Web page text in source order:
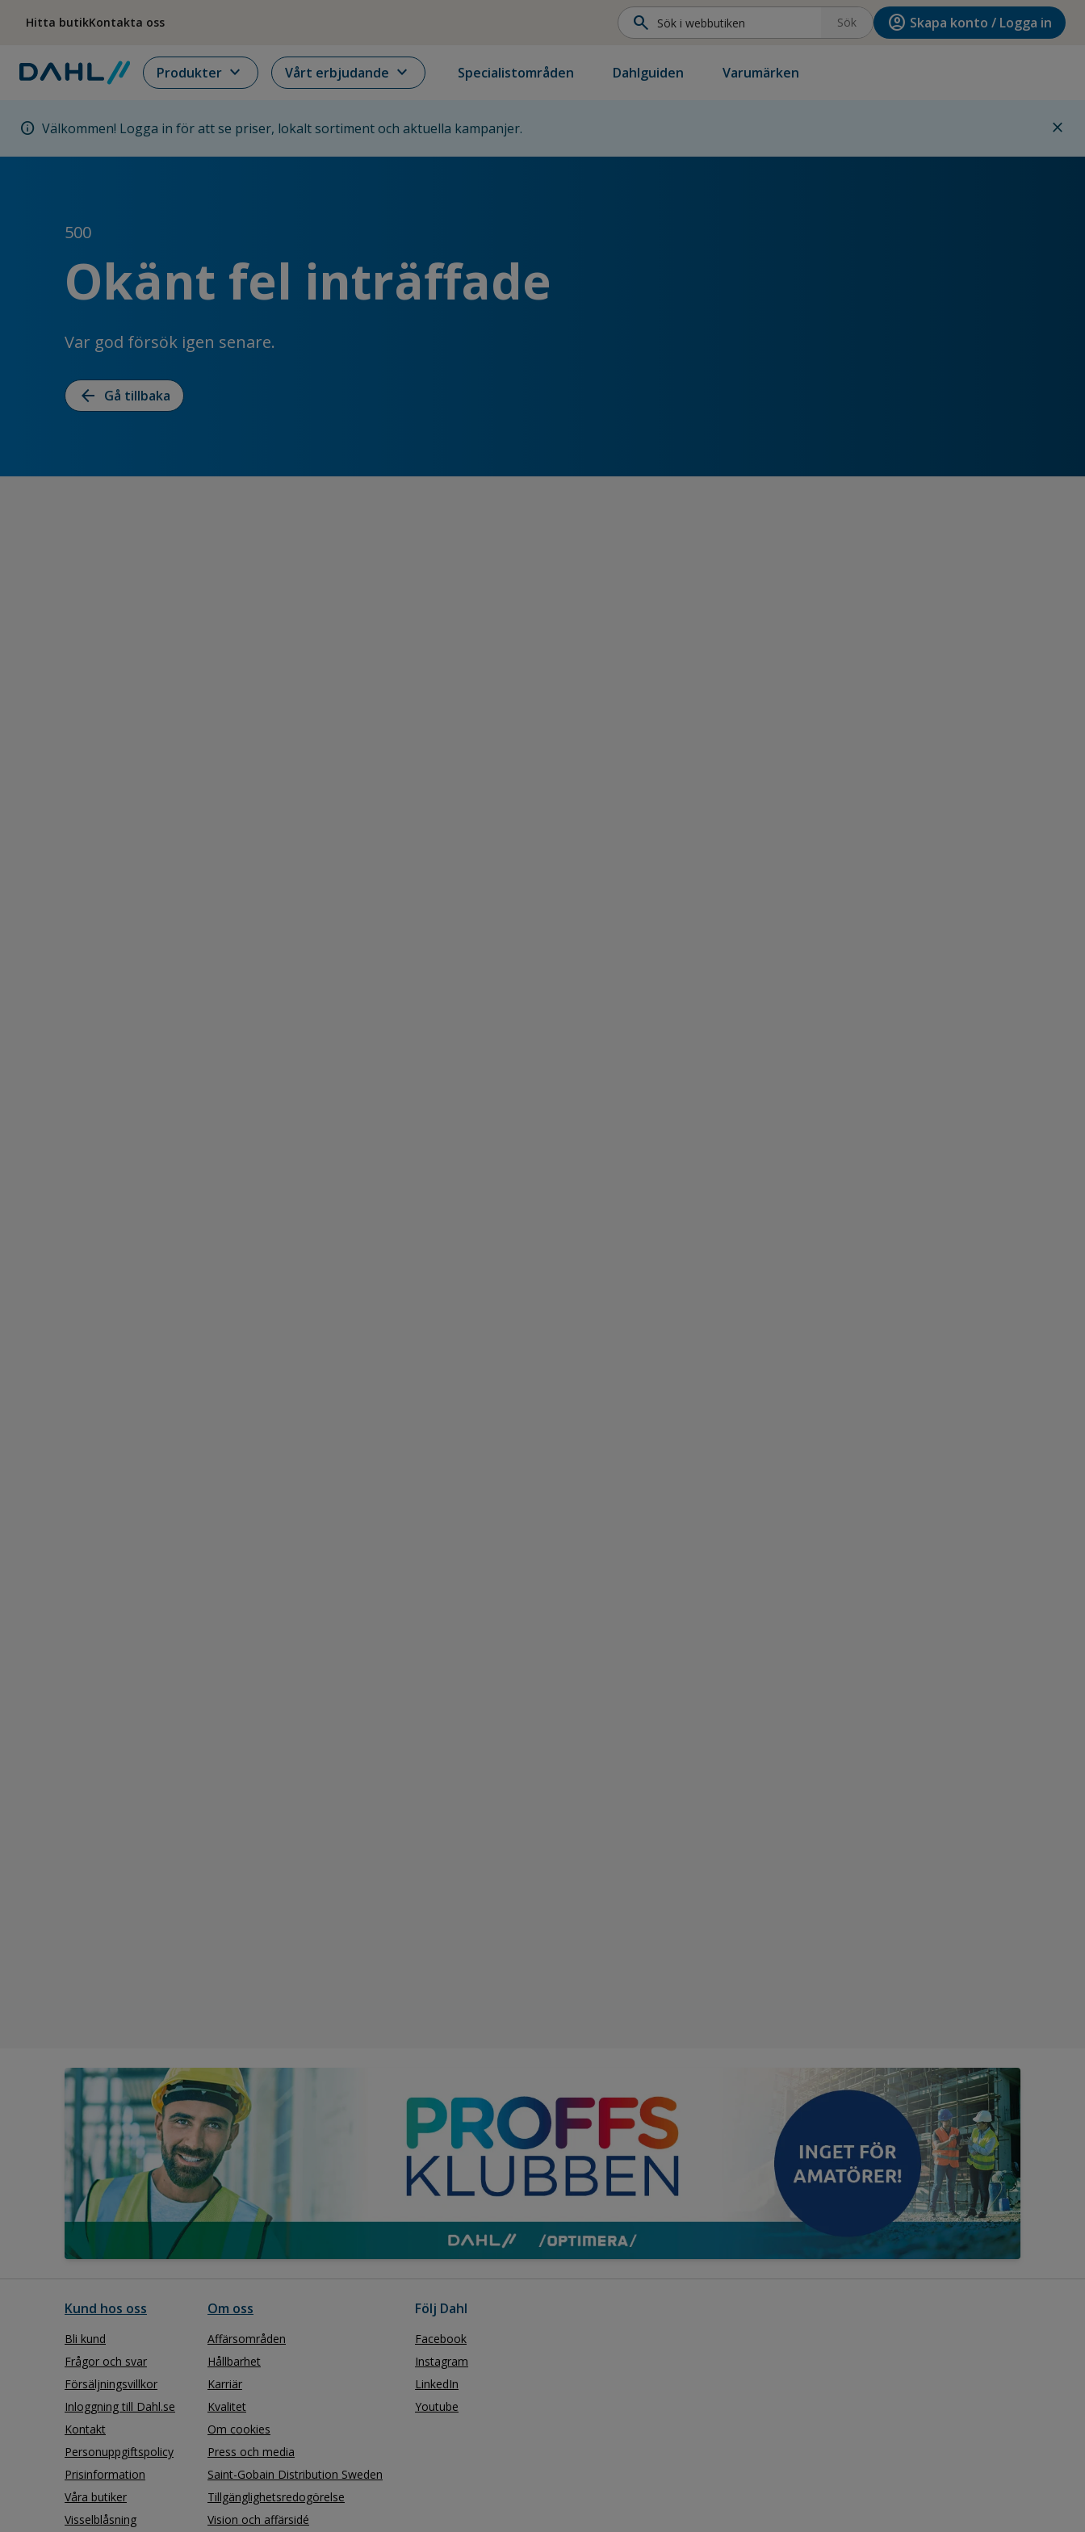
Hitta butikKontakta oss search Sök account_circle Skapa konto / Logga in
Produkter expand_more Vårt erbjudande expand_more Specialistområden Dahlguiden Varumärken
info Välkommen! Logga in för att se priser, lokalt sortiment och aktuella kampanjer. close
500
Okänt fel inträffade
Var god försök igen senare.
arrow_back Gå tillbaka
Kund hos oss
Bli kund
Frågor och svar
Försäljningsvillkor
Inloggning till Dahl.se
Kontakt
Personuppgiftspolicy
Prisinformation
Våra butiker
Visselblåsning
Om oss
Affärsområden
Hållbarhet
Karriär
Kvalitet
Om cookies
Press och media
Saint-Gobain Distribution Sweden
Tillgänglighetsredogörelse
Vision och affärsidé
Följ Dahl
Facebook
Instagram
LinkedIn
Youtube